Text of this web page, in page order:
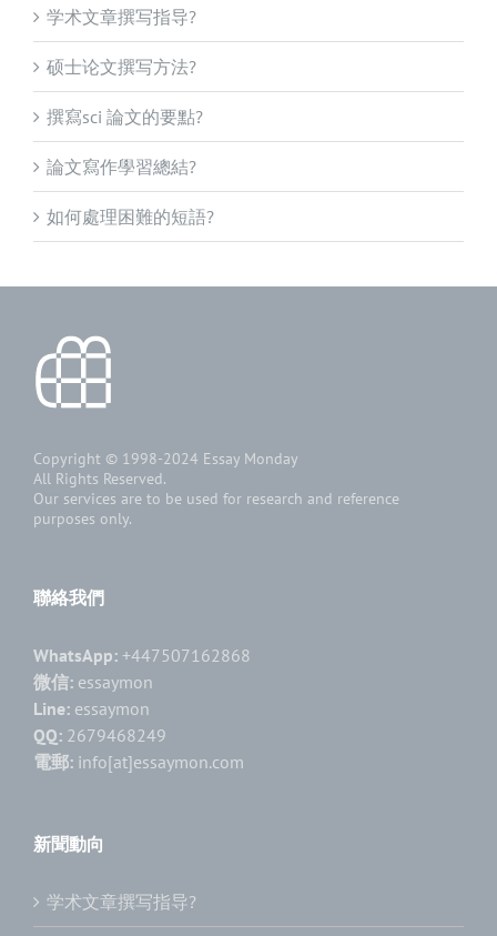
学术文章撰写指导?
硕士论文撰写方法?
撰寫sci 論文的要點?
論文寫作學習總結?
如何處理困難的短語?
Copyright © 1998-2024 Essay Monday
All Rights Reserved.
Our services are to be used for research and reference
purposes only.
聯絡我們
WhatsApp: +447507162868
微信: essaymon
Line: essaymon
QQ: 2679468249
電郵: info[at]essaymon.com
新聞動向
学术文章撰写指导?